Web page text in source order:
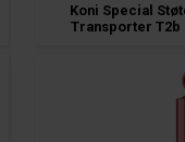
Koni Special
Transporter T2b